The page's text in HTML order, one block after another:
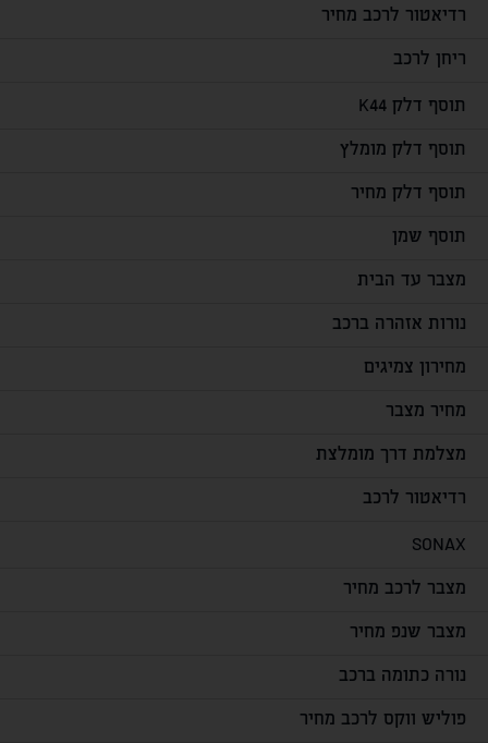
רדיאטור לרכב מחיר
ריחן לרכב
תוסף דלק K44
תוסף דלק מומלץ
תוסף דלק מחיר
תוסף שמן
מצבר עד הבית
נורות אזהרה ברכב
מחירון צמיגים
מחיר מצבר
מצלמת דרך מומלצת
רדיאטור לרכב
SONAX
מצבר לרכב מחיר
מצבר שנפ מחיר
נורה כתומה ברכב
פוליש ווקס לרכב מחיר